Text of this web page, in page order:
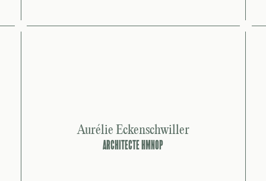
Aurélie Eckenschwiller
ARCHITECTE HMNOP